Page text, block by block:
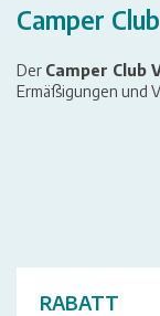
Camper
Der Camper Club
Ermäßigungen und
RABATT